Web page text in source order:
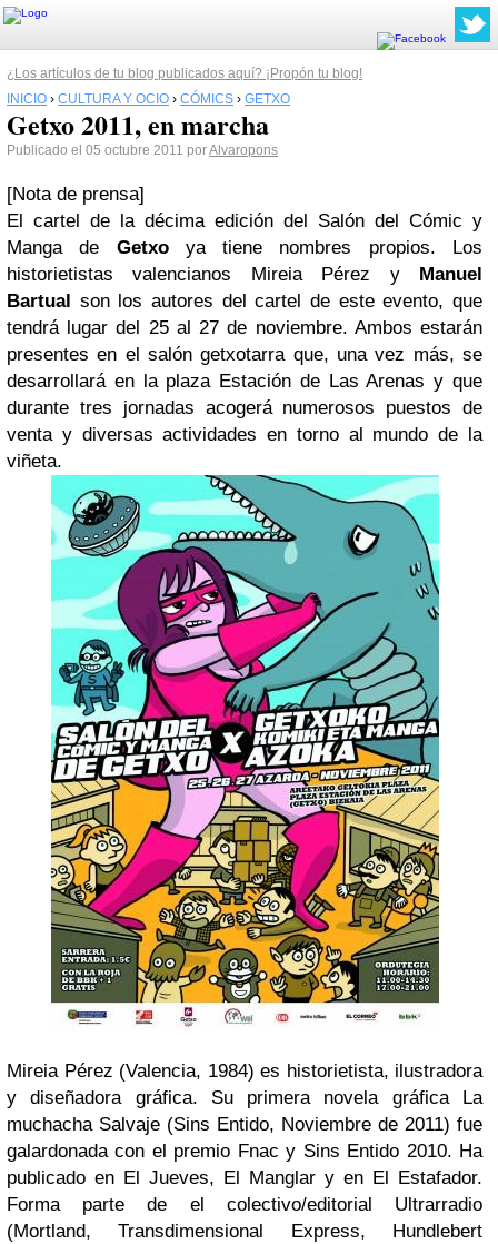
¿Los artículos de tu blog publicados aquí? ¡Propón tu blog!
INICIO › CULTURA Y OCIO › CÓMICS › GETXO
Getxo 2011, en marcha
Publicado el 05 octubre 2011 porAlvaropons
[Nota de prensa]
El cartel de la décima edición del Salón del Cómic y
Manga de Getxoya tiene nombres propios. Los
historietistas valencianos Mireia Pérez y Manuel
Bartual son los autores del cartel de este evento, que
tendrá lugar del 25 al 27 de noviembre. Ambos estarán
presentes en el salón getxotarra que, una vez más, se
desarrollará en la plaza Estación de Las Arenas y que
durante tres jornadas acogerá numerosos puestos de
venta y diversas actividades en torno al mundo de la
viñeta.
Mireia Pérez (Valencia, 1984) es historietista, ilustradora
y diseñadora gráfica. Su primera novela gráfica La
muchacha Salvaje (Sins Entido, Noviembre de 2011) fue
galardonada con el premio Fnac y Sins Entido 2010. Ha
publicado en El Jueves, El Manglar y en El Estafador.
Forma parte de el colectivo/editorial Ultrarradio
(Mortland, Transdimensional Express, Hundlebert